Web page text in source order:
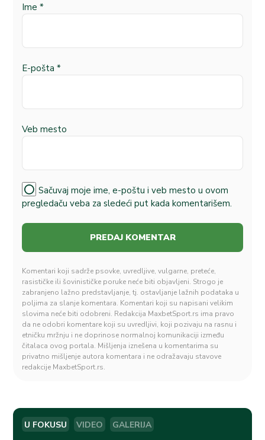
Ime *
E-pošta *
Veb mesto
Sačuvaj moje ime, e-poštu i veb mesto u ovom
pregledaču veba za sledeći put kada komentarišem.
Komentari koji sadrže psovke, uvredljive, vulgarne, preteće,
rasističke ili šovinističke poruke neće biti objavljeni. Strogo je
zabranjeno lažno predstavljanje, tj. ostavljanje lažnih podataka u
poljima za slanje komentara. Komentari koji su napisani velikim
slovima neće biti odobreni. Redakcija MaxbetSport.rs ima pravo
da ne odobri komentare koji su uvredljivi, koji pozivaju na rasnu i
etničku mržnju i ne doprinose normalnoj komunikaciji između
čitalaca ovog portala. Mišljenja iznešena u komentarima su
privatno mišljenje autora komentara i ne odražavaju stavove
redakcije MaxbetSport.rs.
U FOKUSU VIDEO GALERIJA